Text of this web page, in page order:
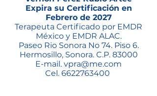
Expira su Certificación en
Febrero de 2027
Terapeuta Certificado por EMDR
México y EMDR ALAC.
Paseo Rio Sonora No 74. Piso 6.
Hermosillo, Sonora. C.P. 83000
E-mail. vpra@me.com
Cel. 6622763400